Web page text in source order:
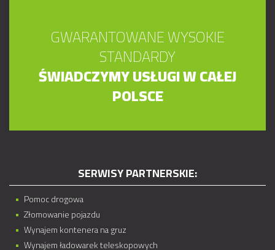
GWARANTOWANE WYSOKIE
STANDARDY
ŚWIADCZYMY USŁUGI W CAŁEJ
POLSCE
SERWISY PARTNERSKIE:
Pomoc drogowa
Złomowanie pojazdu
Wynajem kontenera na gruz
Wynajem ładowarek teleskopowych